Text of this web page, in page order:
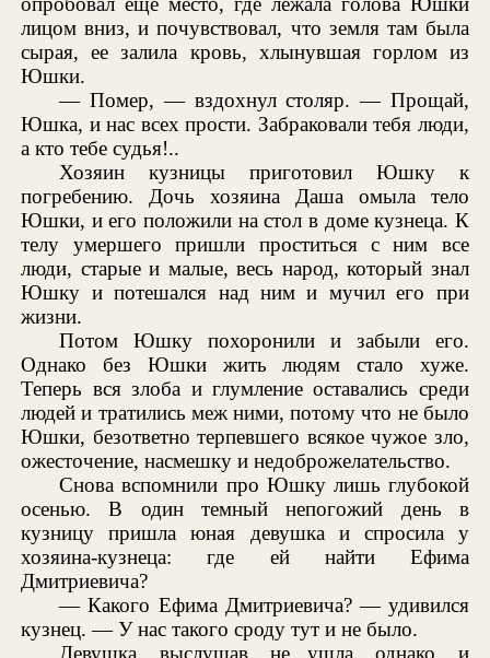
лицом вниз, и почувствовал, что земля там была
сырая, ее залила кровь, хлынувшая горлом из
Юшки.
— Помер, — вздохнул столяр. — Прощай,
Юшка, и нас всех прости. Забраковали тебя люди,
а кто тебе судья!..
Хозяин кузницы приготовил Юшку к
погребению. Дочь хозяина Даша омыла тело
Юшки, и его положили на стол в доме кузнеца. К
телу умершего пришли проститься с ним все
люди, старые и малые, весь народ, который знал
Юшку и потешался над ним и мучил его при
жизни.
Потом Юшку похоронили и забыли его.
Однако без Юшки жить людям стало хуже.
Теперь вся злоба и глумление оставались среди
людей и тратились меж ними, потому что не было
Юшки, безответно терпевшего всякое чужое зло,
ожесточение, насмешку и недоброжелательство.
Снова вспомнили про Юшку лишь глубокой
осенью. В один темный непогожий день в
кузницу пришла юная девушка и спросила у
хозяина-кузнеца: где ей найти Ефима
Дмитриевича?
— Какого Ефима Дмитриевича? — удивился
кузнец. — У нас такого сроду тут и не было.
Девушка, выслушав, не ушла, однако, и